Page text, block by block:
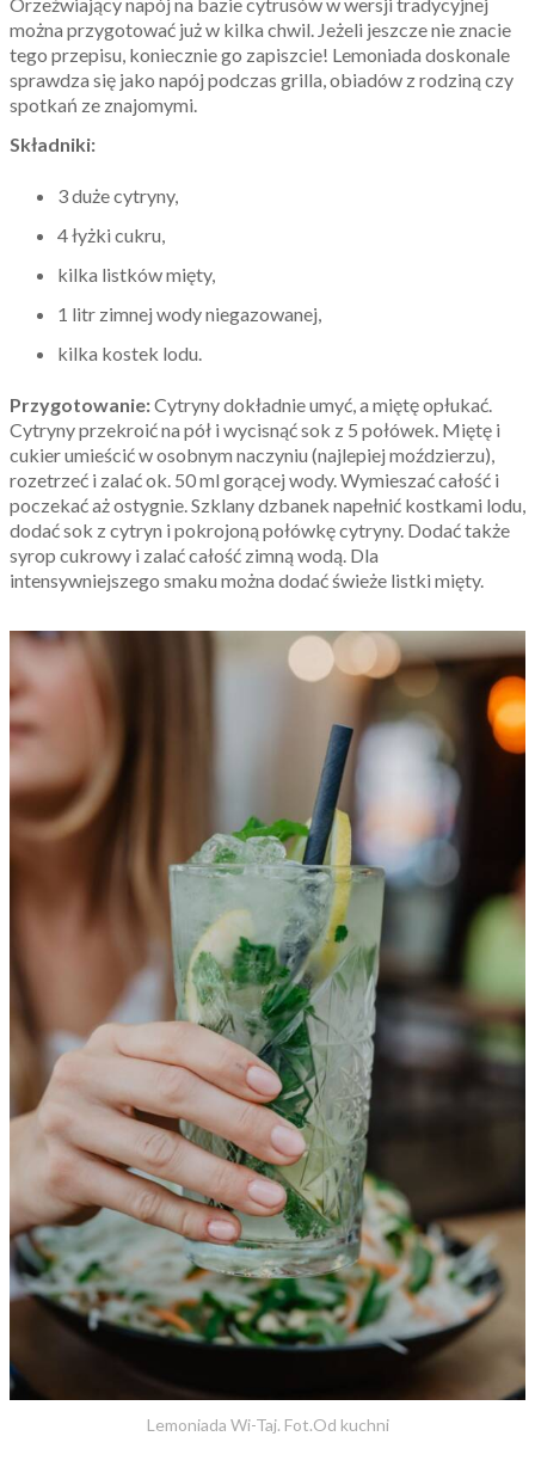
Orzeźwiający napój na bazie cytrusów w wersji tradycyjnej
można przygotować już w kilka chwil. Jeżeli jeszcze nie znacie
tego przepisu, koniecznie go zapiszcie! Lemoniada doskonale
sprawdza się jako napój podczas grilla, obiadów z rodziną czy
spotkań ze znajomymi.
Składniki:
3 duże cytryny,
4 łyżki cukru,
kilka listków mięty,
1 litr zimnej wody niegazowanej,
kilka kostek lodu.
Przygotowanie:Cytryny dokładnie umyć, a miętę opłukać.
Cytryny przekroić na pół i wycisnąć sok z 5 połówek. Miętę i
cukier umieścić w osobnym naczyniu (najlepiej moździerzu),
rozetrzeć i zalać ok. 50 ml gorącej wody. Wymieszać całość i
poczekać aż ostygnie. Szklany dzbanek napełnić kostkami lodu,
dodać sok z cytryn i pokrojoną połówkę cytryny. Dodać także
syrop cukrowy i zalać całość zimną wodą. Dla
intensywniejszego smaku można dodać świeże listki mięty.
Lemoniada Wi-Taj. Fot.Od kuchni